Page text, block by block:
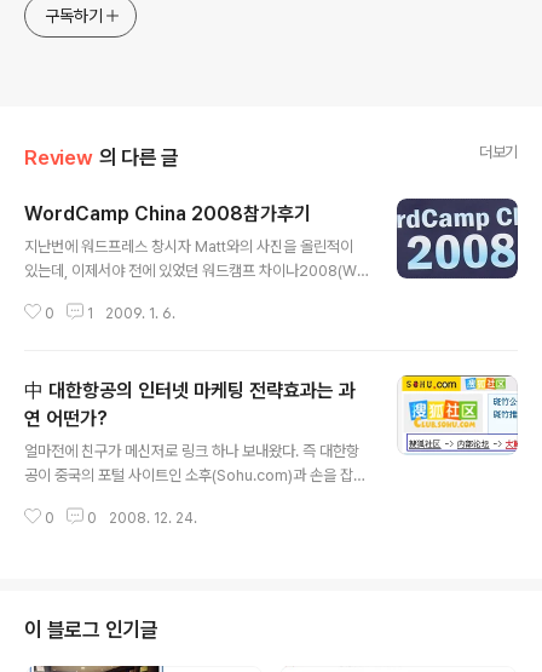
구독하기
Review 의 다른 글 더보기
WordCamp China 2008참가후기
지난번에 워드프레스 창시자 Matt와의 사진을 올린적이
있는데, 이제서야 전에 있었던 워드캠프 차이나2008(Wo
와 수요일에 있게 될 티스토리 북경 모임에 참가하기 위해
타고 토요일 아침 5시반쯤에 북경 기차역에 도착, 북경역
에서Twitter 통해 알게 된 북경 블로거 한분과 같이 워드
캠프가 열리는 청화대학(칭화대학)으로 가기로 했다. 일단
순리롭게 기차역에서 만난 후 대학 근처의 KFC에서 간단
한 아침을 먹은 후 워드캠프 장소리 이동했다. 중간에 길을
잘 못 찾아서 헤메였던 과정은 생략.. 일단 청화대학에 들어
0 1 2009. 1. 6.
中 대한항공의 인터넷 마케팅 전략효과는 과
연 어떤가?
얼마전에 친구가 메신저로 링크 하나 보내왔다. 즉 대한항
공이 중국의 포털 사이트인 소후(Sohu.com)과 손을 잡아
지정한 지역에서 찍은 사진을 포털 사이트은 Sohu의 bbs
를 진행한다면, 대한항공회사를 중국 네티즌들한테 더욱
알릴 수 있다는 점. 저도 일단 구경할려고 사이트 방문 한번
0 0 2008. 12. 24.
이 블로그 인기글